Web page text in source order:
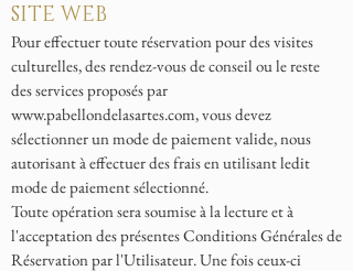
SITE WEB
Pour effectuer toute réservation pour des visites
culturelles, des rendez-vous de conseil ou le reste
des services proposés par
www.pabellondelasartes.com, vous devez
sélectionner un mode de paiement valide, nous
autorisant à effectuer des frais en utilisant ledit
mode de paiement sélectionné.
Toute opération sera soumise à la lecture et à
l'acceptation des présentes Conditions Générales de
Réservation par l'Utilisateur. Une fois ceux-ci